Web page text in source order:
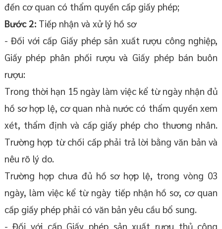
đến cơ quan có thẩm quyền cấp giấy phép;
Bước 2: Tiếp nhận và xử lý hồ sơ
- Đối với cấp Giấy phép sản xuất rượu công nghiệp,
Giấy phép phân phối rượu và Giấy phép bán buôn
rượu:
Trong thời hạn 15 ngày làm việc kể từ ngày nhận đủ
hồ sơ hợp lệ, cơ quan nhà nước có thẩm quyền xem
xét, thẩm định và cấp giấy phép cho thương nhân.
Trường hợp từ chối cấp phải trả lời bằng văn bản và
nêu rõ lý do.
Trường hợp chưa đủ hồ sơ hợp lệ, trong vòng 03
ngày, làm việc kể từ ngày tiếp nhận hồ sơ, cơ quan
cấp giấy phép phải có văn bản yêu cầu bổ sung.
- Đối với cấp Giấy phép sản xuất rượu thủ công